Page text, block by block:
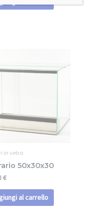
in vetro
50x30x30
€
al carrello